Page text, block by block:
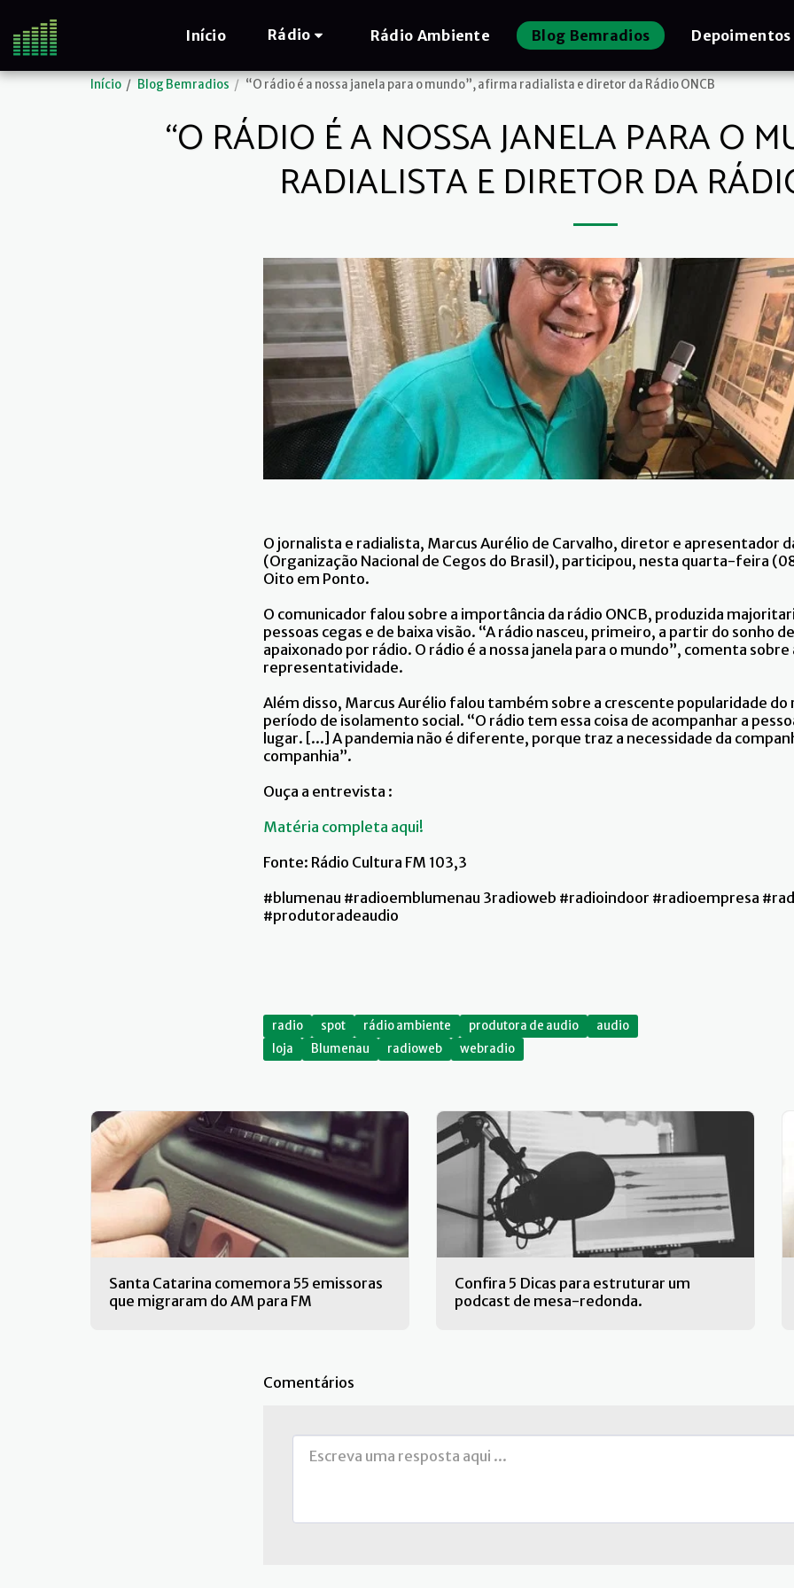
Início Rádio Rádio Ambiente Blog Bemradios Depoimentos
Início Blog Bemradios “O rádio é a nossa janela para o mundo”, afirma radialista e diretor da Rádio ONCB
“O RÁDIO É A NOSSA JANELA PARA O
RADIALISTA E DIRETOR DA
O jornalista e radialista, Marcus Aurélio de Carvalho, diretor e apresentador
(Organização Nacional de Cegos do Brasil), participou, nesta quarta-feira
Oito em Ponto.
O comunicador falou sobre a importância da rádio ONCB, produzida
pessoas cegas e de baixa visão. “A rádio nasceu, primeiro, a partir do sonho
apaixonado por rádio. O rádio é a nossa janela para o mundo”, comenta
representatividade.
Além disso, Marcus Aurélio falou também sobre a crescente popularidade do
período de isolamento social. “O rádio tem essa coisa de acompanhar a
lugar. [...] A pandemia não é diferente, porque traz a necessidade da
companhia”.
Ouça a entrevista :
Matéria completa aqui!
Fonte: Rádio Cultura FM 103,3
#blumenau #radioemblumenau 3radioweb #radioindoor #radioempresa
#produtoradeaudio
radio spot rádio ambiente produtora de audio
audio
loja
Blumenau radioweb webradio
Santa Catarina comemora 55 emissoras
que migraram do AM para FM
Confira 5 Dicas para estruturar um
podcast de mesa-redonda.
Comentários